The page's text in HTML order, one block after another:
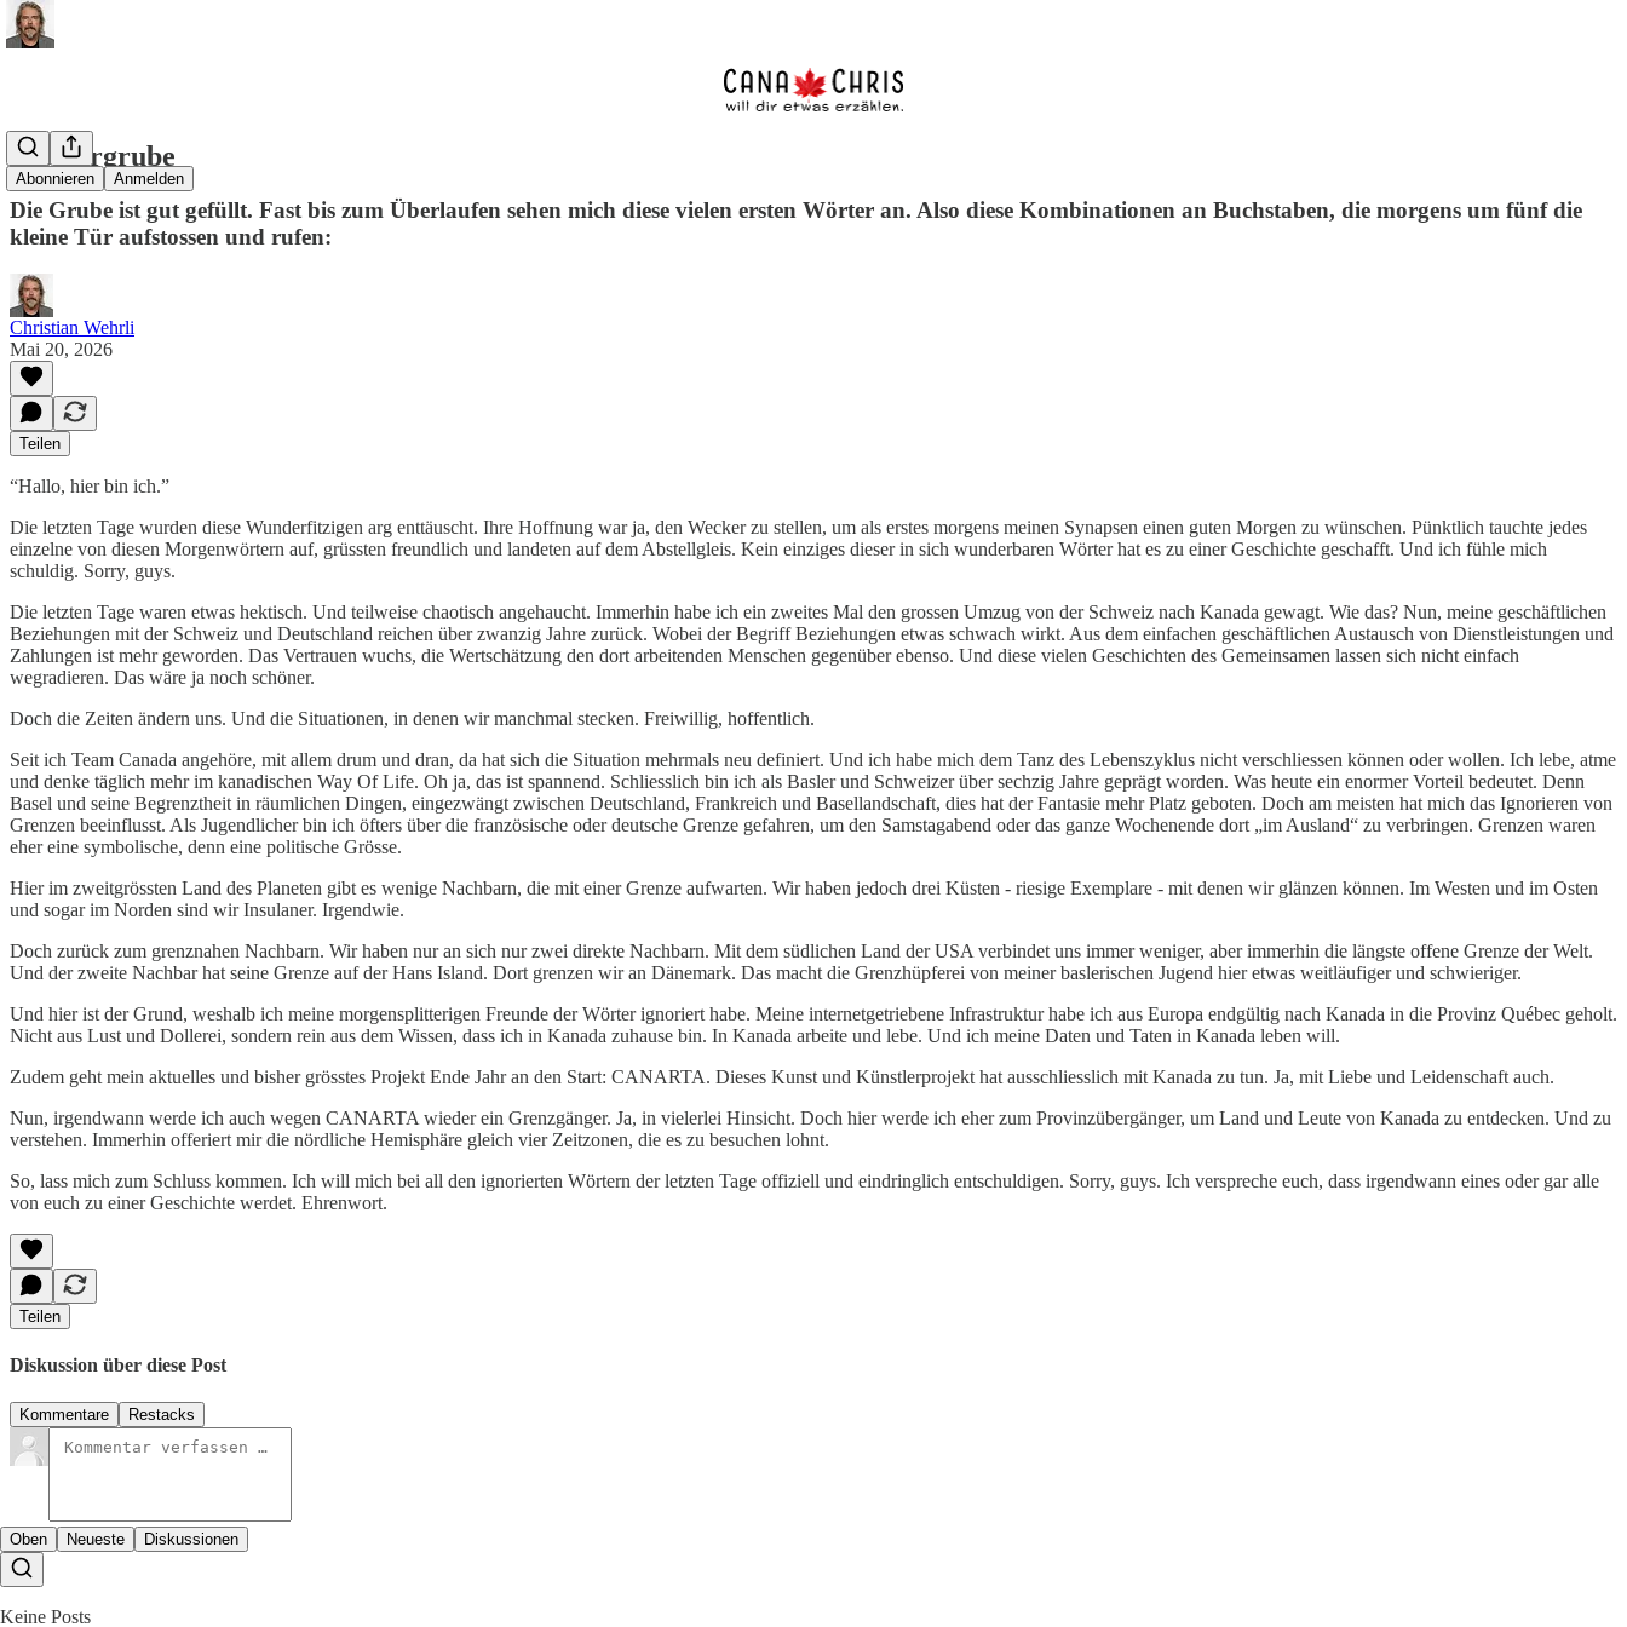
Abonnieren Anmelden
Wörtergrube
Die Grube ist gut gefüllt. Fast bis zum Überlaufen sehen mich diese vielen ersten Wörter an. Also diese Kombinationen an Buchstaben, die morgens um fünf die
kleine Tür aufstossen und rufen:
Christian Wehrli
Mai 20, 2026
Teilen
“Hallo, hier bin ich.”
Die letzten Tage wurden diese Wunderfitzigen arg enttäuscht. Ihre Hoffnung war ja, den Wecker zu stellen, um als erstes morgens meinen Synapsen einen guten Morgen zu wünschen. Pünktlich tauchte jedes
einzelne von diesen Morgenwörtern auf, grüssten freundlich und landeten auf dem Abstellgleis. Kein einziges dieser in sich wunderbaren Wörter hat es zu einer Geschichte geschafft. Und ich fühle mich
schuldig. Sorry, guys.
Die letzten Tage waren etwas hektisch. Und teilweise chaotisch angehaucht. Immerhin habe ich ein zweites Mal den grossen Umzug von der Schweiz nach Kanada gewagt. Wie das? Nun, meine geschäftlichen
Beziehungen mit der Schweiz und Deutschland reichen über zwanzig Jahre zurück. Wobei der Begriff Beziehungen etwas schwach wirkt. Aus dem einfachen geschäftlichen Austausch von Dienstleistungen und
Zahlungen ist mehr geworden. Das Vertrauen wuchs, die Wertschätzung den dort arbeitenden Menschen gegenüber ebenso. Und diese vielen Geschichten des Gemeinsamen lassen sich nicht einfach
wegradieren. Das wäre ja noch schöner.
Doch die Zeiten ändern uns. Und die Situationen, in denen wir manchmal stecken. Freiwillig, hoffentlich.
Seit ich Team Canada angehöre, mit allem drum und dran, da hat sich die Situation mehrmals neu definiert. Und ich habe mich dem Tanz des Lebenszyklus nicht verschliessen können oder wollen. Ich lebe, atme
und denke täglich mehr im kanadischen Way Of Life. Oh ja, das ist spannend. Schliesslich bin ich als Basler und Schweizer über sechzig Jahre geprägt worden. Was heute ein enormer Vorteil bedeutet. Denn
Basel und seine Begrenztheit in räumlichen Dingen, eingezwängt zwischen Deutschland, Frankreich und Basellandschaft, dies hat der Fantasie mehr Platz geboten. Doch am meisten hat mich das Ignorieren von
Grenzen beeinflusst. Als Jugendlicher bin ich öfters über die französische oder deutsche Grenze gefahren, um den Samstagabend oder das ganze Wochenende dort „im Ausland“ zu verbringen. Grenzen waren
eher eine symbolische, denn eine politische Grösse.
Hier im zweitgrössten Land des Planeten gibt es wenige Nachbarn, die mit einer Grenze aufwarten. Wir haben jedoch drei Küsten - riesige Exemplare - mit denen wir glänzen können. Im Westen und im Osten
und sogar im Norden sind wir Insulaner. Irgendwie.
Doch zurück zum grenznahen Nachbarn. Wir haben nur an sich nur zwei direkte Nachbarn. Mit dem südlichen Land der USA verbindet uns immer weniger, aber immerhin die längste offene Grenze der Welt.
Und der zweite Nachbar hat seine Grenze auf der Hans Island. Dort grenzen wir an Dänemark. Das macht die Grenzhüpferei von meiner baslerischen Jugend hier etwas weitläufiger und schwieriger.
Und hier ist der Grund, weshalb ich meine morgensplitterigen Freunde der Wörter ignoriert habe. Meine internetgetriebene Infrastruktur habe ich aus Europa endgültig nach Kanada in die Provinz Québec geholt.
Nicht aus Lust und Dollerei, sondern rein aus dem Wissen, dass ich in Kanada zuhause bin. In Kanada arbeite und lebe. Und ich meine Daten und Taten in Kanada leben will.
Zudem geht mein aktuelles und bisher grösstes Projekt Ende Jahr an den Start: CANARTA. Dieses Kunst und Künstlerprojekt hat ausschliesslich mit Kanada zu tun. Ja, mit Liebe und Leidenschaft auch.
Nun, irgendwann werde ich auch wegen CANARTA wieder ein Grenzgänger. Ja, in vielerlei Hinsicht. Doch hier werde ich eher zum Provinzübergänger, um Land und Leute von Kanada zu entdecken. Und zu
verstehen. Immerhin offeriert mir die nördliche Hemisphäre gleich vier Zeitzonen, die es zu besuchen lohnt.
So, lass mich zum Schluss kommen. Ich will mich bei all den ignorierten Wörtern der letzten Tage offiziell und eindringlich entschuldigen. Sorry, guys. Ich verspreche euch, dass irgendwann eines oder gar alle
von euch zu einer Geschichte werdet. Ehrenwort.
Teilen
Diskussion über diese Post
Kommentare Restacks
Oben Neueste Diskussionen
Keine Posts